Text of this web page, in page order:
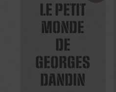
LE PETIT
MONDE
DE
GEORGES
DANDIN